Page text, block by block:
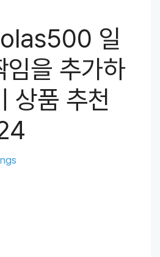
일
임을 추가하
상품 추천